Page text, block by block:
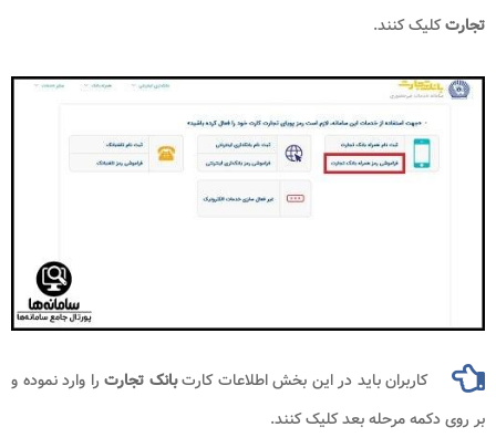
تجارتکلیک کنند.
کاربران باید در این بخش اطلاعات کارتبانک تجارت را وارد نموده و
بر روی دکمه مرحله بعد کلیک کنند.